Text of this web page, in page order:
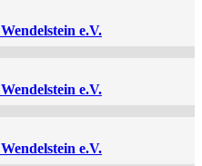
e.V.
e.V.
e.V.